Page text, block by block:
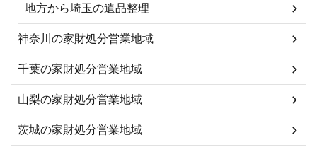
地方から埼玉の遺品整理
神奈川の家財処分営業地域
千葉の家財処分営業地域
山梨の家財処分営業地域
茨城の家財処分営業地域